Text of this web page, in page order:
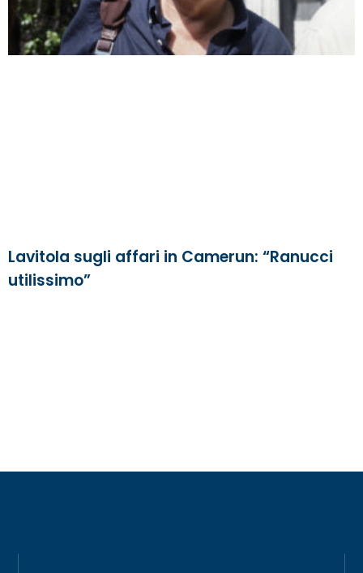
Lavitola sugli affari in Camerun: “Ranucci
utilissimo”